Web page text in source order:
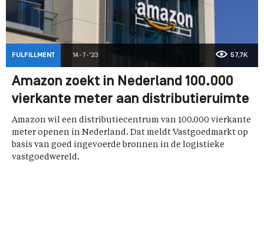
FULFILLMENT 14-7-'23 57,7K
Amazon zoekt in Nederland 100.000
vierkante meter aan distributieruimte
Amazon wil een distributiecentrum van 100.000 vierkante
meter openen in Nederland. Dat meldt Vastgoedmarkt op
basis van goed ingevoerde bronnen in de logistieke
vastgoedwereld.